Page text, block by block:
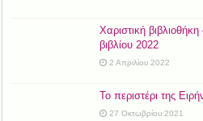
Χαριστική
βιβλίου 2022
2 Απριλίου 2022
Το περιστέρι της
27 Οκτωβρίου 2021